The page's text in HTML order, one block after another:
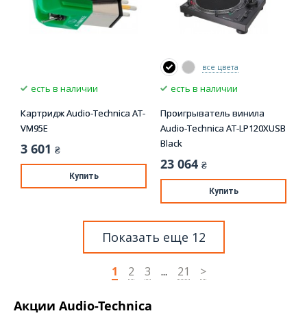
есть в наличии
Картридж Audio-Technica AT-
VM95E
3 601 ₴
Купить
все цвета
есть в наличии
Проигрыватель винила
Audio-Technica AT-LP120XUSB
Black
23 064 ₴
Купить
Показать еще 12
1 2 3 ... 21 >
Акции Audio-Technica